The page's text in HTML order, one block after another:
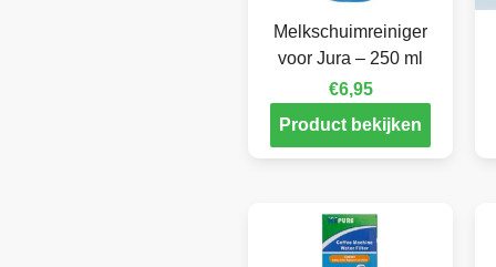
Melkschuimreiniger
voor Jura – 250 ml
€6,95
Product bekijken